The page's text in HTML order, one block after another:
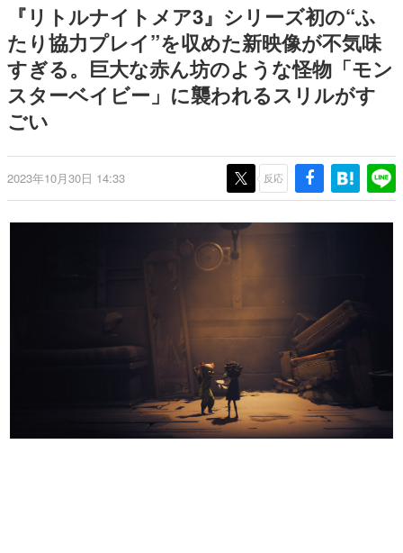
きます。
赫本
この物語を解いてはいけない。『赫本』は、〈試験問題〉
の形をした短編ホラー小説集です。
ゲーム世代の作家たち
ゲームに多大な影響を受けた作家さんに取材し、ゲームが
日本モバイルゲーム産業史
日本のモバイルゲーム史における主要なトピック・タイト
ルを網羅するほか、開発者へのインタビューや識者による
解説を掲載。約20年の歴史が一望できる決定版！
若ゲのいたり〜ゲームクリエイターの青春〜
『うつヌケ』『ペンと箸』等で知られるマンガ家・田中圭
一先生によるゲーム業界レポートマンガです。
なんでゲームは面白い？
ゲーム開発者・hamatsu氏がゲームの魅力を画面や操作の
具体的な形から解き明かしていく、硬派で骨太な評論連載
『リトルナイトメア3』シリーズ初の“ふ
たり協力プレイ”を収めた新映像が不気味
すぎる。巨大な赤ん坊のような怪物「モン
スターベイビー」に襲われるスリルがす
ごい
2023年10月30日 14:33 反応